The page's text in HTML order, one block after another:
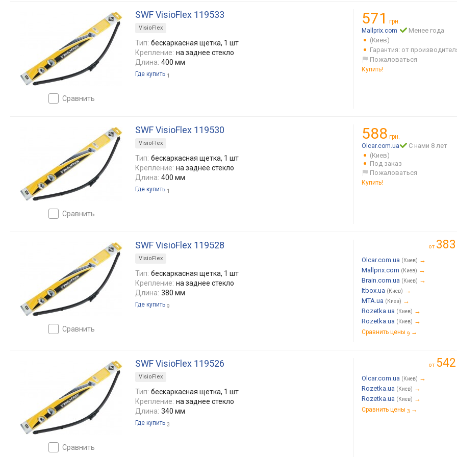
сравнить
SWF VisioFlex 119533
VisioFlex
Тип: бескаркасная щетка, 1 шт
Крепление: на заднее стекло
Длина: 400 мм
Где купить 1
571
грн.
Mallprix.com
Менее года
(Киев)
Гарантия: от
Пожаловаться
Купить!
сравнить
SWF VisioFlex 119530
VisioFlex
Тип: бескаркасная щетка, 1 шт
Крепление: на заднее стекло
Длина: 400 мм
Где купить 1
588 грн.
Olcar.com.ua
С нами 8 лет
(Киев)
Под заказ
Пожаловаться
Купить!
сравнить
SWF VisioFlex 119528
VisioFlex
Тип: бескаркасная щетка, 1 шт
Крепление: на заднее стекло
Длина: 380 мм
Где купить 9
от 383
Olcar.com.ua (Киев) →
Mallprix.com (Киев) →
Brain.com.ua (Киев) →
Itbox.ua (Киев) →
MTA.ua (Киев) →
Rozetka.ua (Киев) →
Rozetka.ua (Киев) →
Сравнить цены 9 →
сравнить
SWF VisioFlex 119526
VisioFlex
Тип: бескаркасная щетка, 1 шт
Крепление: на заднее стекло
Длина: 340 мм
Где купить 3
от 542
Olcar.com.ua (Киев) →
Rozetka.ua (Киев) →
Rozetka.ua (Киев) →
Сравнить цены 3 →